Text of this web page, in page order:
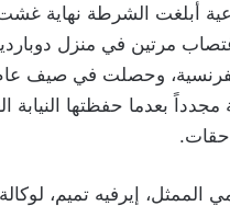
مجدداً بعدما حفظتها النيابة
إيرفيه تميم، لوكالة